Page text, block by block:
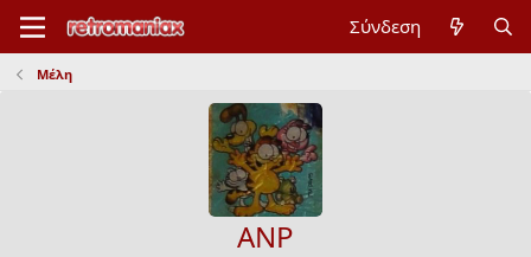
Σύνδεση
Μέλη
ANP